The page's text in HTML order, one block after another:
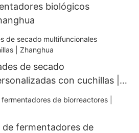
biológicos
de secado
con cuchillas |
fermentadores de